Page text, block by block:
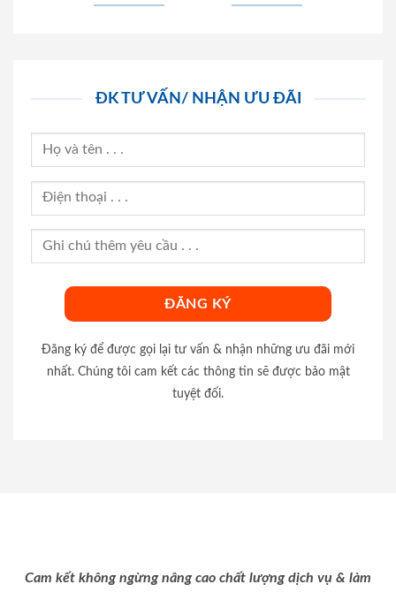
ĐK TƯ VẤN/ NHẬN ƯU ĐÃI
Đăng ký để được gọi lại tư vấn & nhận những ưu đãi mới
nhất. Chúng tôi cam kết các thông tin sẽ được bảo mật
tuyệt đối.
Cam kết không ngừng nâng cao chất lượng dịch vụ & làm